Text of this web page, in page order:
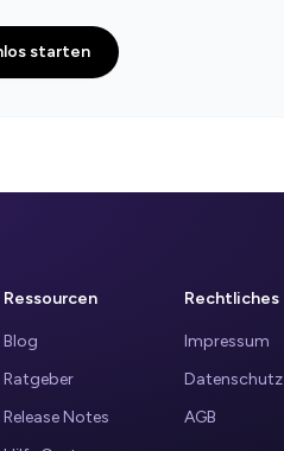
starten
Ressourcen
Blog
Ratgeber
Release Notes
Rechtliches
Impressum
Datenschutz
AGB